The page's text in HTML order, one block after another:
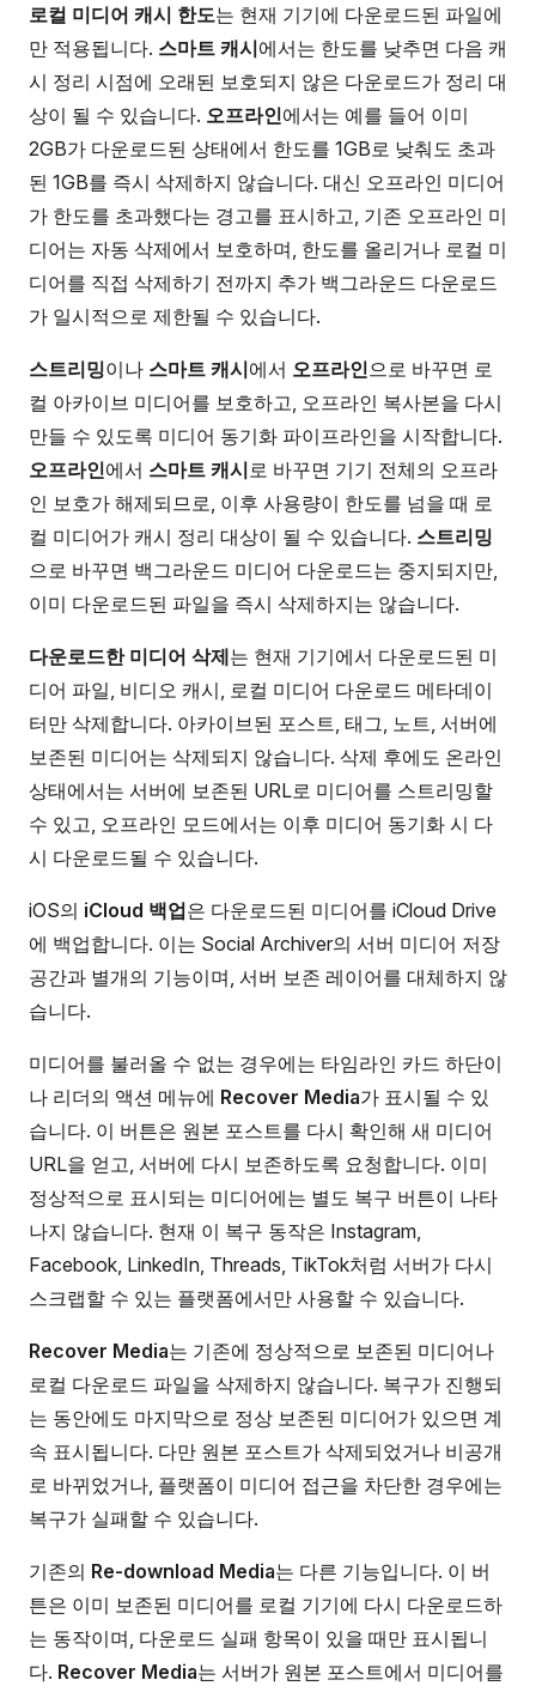
로컬 미디어 캐시 한도는 현재 기기에 다운로드된 파일에
만 적용됩니다. 스마트 캐시에서는 한도를 낮추면 다음 캐
시 정리 시점에 오래된 보호되지 않은 다운로드가 정리 대
상이 될 수 있습니다. 오프라인에서는 예를 들어 이미
2GB가 다운로드된 상태에서 한도를 1GB로 낮춰도 초과
된 1GB를 즉시 삭제하지 않습니다. 대신 오프라인 미디어
가 한도를 초과했다는 경고를 표시하고, 기존 오프라인 미
디어는 자동 삭제에서 보호하며, 한도를 올리거나 로컬 미
디어를 직접 삭제하기 전까지 추가 백그라운드 다운로드
가 일시적으로 제한될 수 있습니다.
스트리밍이나 스마트 캐시에서 오프라인으로 바꾸면 로
컬 아카이브 미디어를 보호하고, 오프라인 복사본을 다시
만들 수 있도록 미디어 동기화 파이프라인을 시작합니다.
오프라인에서 스마트 캐시로 바꾸면 기기 전체의 오프라
인 보호가 해제되므로, 이후 사용량이 한도를 넘을 때 로
컬 미디어가 캐시 정리 대상이 될 수 있습니다. 스트리밍
으로 바꾸면 백그라운드 미디어 다운로드는 중지되지만,
이미 다운로드된 파일을 즉시 삭제하지는 않습니다.
다운로드한 미디어 삭제는 현재 기기에서 다운로드된 미
디어 파일, 비디오 캐시, 로컬 미디어 다운로드 메타데이
터만 삭제합니다. 아카이브된 포스트, 태그, 노트, 서버에
보존된 미디어는 삭제되지 않습니다. 삭제 후에도 온라인
상태에서는 서버에 보존된 URL로 미디어를 스트리밍할
수 있고, 오프라인 모드에서는 이후 미디어 동기화 시 다
시 다운로드될 수 있습니다.
iOS의 iCloud 백업은 다운로드된 미디어를 iCloud Drive
에 백업합니다. 이는 Social Archiver의 서버 미디어 저장
공간과 별개의 기능이며, 서버 보존 레이어를 대체하지 않
습니다.
미디어를 불러올 수 없는 경우에는 타임라인 카드 하단이
나 리더의 액션 메뉴에 Recover Media가 표시될 수 있
습니다. 이 버튼은 원본 포스트를 다시 확인해 새 미디어
URL을 얻고, 서버에 다시 보존하도록 요청합니다. 이미
정상적으로 표시되는 미디어에는 별도 복구 버튼이 나타
나지 않습니다. 현재 이 복구 동작은 Instagram,
Facebook, LinkedIn, Threads, TikTok처럼 서버가 다시
스크랩할 수 있는 플랫폼에서만 사용할 수 있습니다.
Recover Media는 기존에 정상적으로 보존된 미디어나
로컬 다운로드 파일을 삭제하지 않습니다. 복구가 진행되
는 동안에도 마지막으로 정상 보존된 미디어가 있으면 계
속 표시됩니다. 다만 원본 포스트가 삭제되었거나 비공개
로 바뀌었거나, 플랫폼이 미디어 접근을 차단한 경우에는
복구가 실패할 수 있습니다.
기존의 Re-download Media는 다른 기능입니다. 이 버
튼은 이미 보존된 미디어를 로컬 기기에 다시 다운로드하
는 동작이며, 다운로드 실패 항목이 있을 때만 표시됩니
다. Recover Media는 서버가 원본 포스트에서 미디어를